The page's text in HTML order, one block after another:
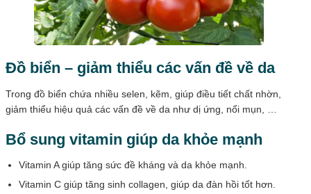
Đồ biển – giảm thiểu các vấn đề về da
Trong đồ biển chứa nhiều selen, kẽm, giúp điều tiết chất nhờn,
giảm thiểu hiệu quả các vấn đề về da như dị ứng, nổi mụn, …
Bổ sung vitamin giúp da khỏe mạnh
Vitamin A giúp tăng sức đề kháng và da khỏe mạnh.
Vitamin C giúp tăng sinh collagen, giúp da đàn hồi tốt hơn.